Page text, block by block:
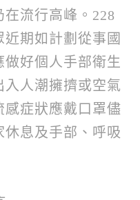
流行高峰。 228
期如計劃從事國
做好個人手部衛生
人潮擁擠或空氣
感症狀應戴口罩儘
息及手部、呼吸